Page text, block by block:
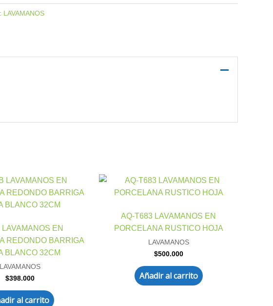
LAVAMANOS
EN
REDONDO BARRIGA
BLANCO 32CM
LAVAMANOS
$398.000
al carrito
AQ-T683 LAVAMANOS EN
PORCELANA RUSTICO HOJA
LAVAMANOS
$500.000
Añadir al carrito